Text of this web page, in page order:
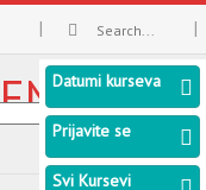
Datumi kurseva
Prijavite se
Svi Kursevi